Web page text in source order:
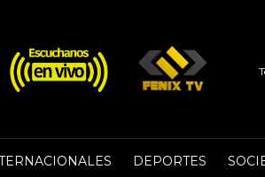
DEPORTES